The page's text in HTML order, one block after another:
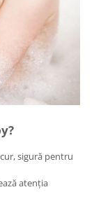
sigură pentru
atenția